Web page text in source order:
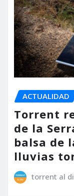
ACTUALIDAD
Torrent
de la
balsa de
lluvias
torrent al